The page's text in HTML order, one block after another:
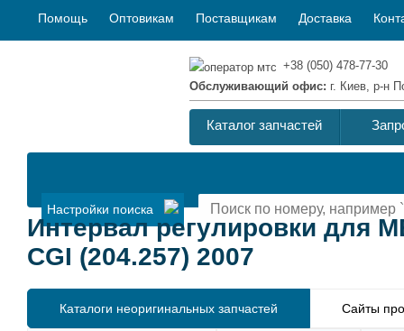
Помощь Оптовикам Поставщикам Доставка
+38 (050) 478-77-30
Обслуживающий офис: г. Киев, р-н
Каталог запчастей
Настройки поиска
Интервал регулировки для
CGI (204.257) 2007
Каталоги неоригинальных запчастей Сайты